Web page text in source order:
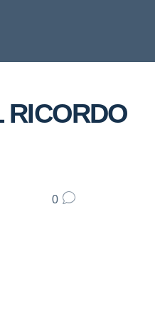
RICORDO
0